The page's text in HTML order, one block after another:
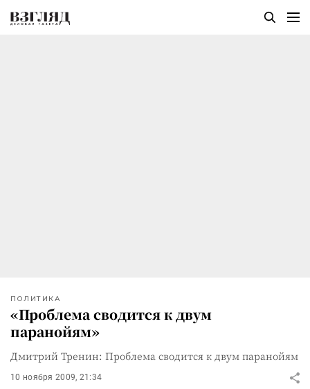
ПОЛИТИКА
«Проблема сводится к двум
паранойям»
Дмитрий Тренин: Проблема сводится к двум паранойям
10 ноября 2009, 21:34